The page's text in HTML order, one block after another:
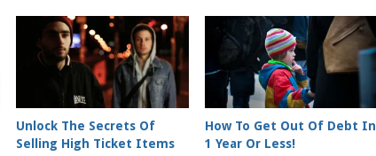
Take Advantage Of The
Falling Stock Market
New! A Stain Remover That
Works Like Magic